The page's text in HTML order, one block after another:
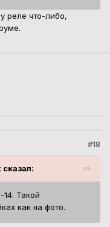
реле что-либо,
#18
Такой
как на фото.